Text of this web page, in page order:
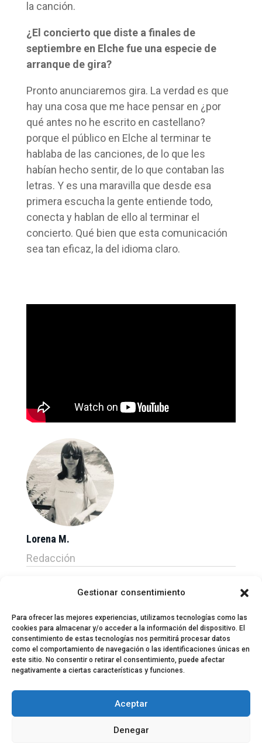
Gestionar consentimiento
Para ofrecer las mejores experiencias, utilizamos tecnologías como las
cookies para almacenar y/o acceder a la información del dispositivo. El
consentimiento de estas tecnologías nos permitirá procesar datos
como el comportamiento de navegación o las identificaciones únicas en
este sitio. No consentir o retirar el consentimiento, puede afectar
negativamente a ciertas características y funciones.
Aceptar
Denegar
la canción.
¿El concierto que diste a finales de
septiembre en Elche fue una especie de
arranque de gira?
Pronto anunciaremos gira. La verdad es que
hay una cosa que me hace pensar en ¿por
qué antes no he escrito en castellano?
porque el público en Elche al terminar te
hablaba de las canciones, de lo que les
habían hecho sentir, de lo que contaban las
letras. Y es una maravilla que desde esa
primera escucha la gente entiende todo,
conecta y hablan de ello al terminar el
concierto. Qué bien que esta comunicación
sea tan eficaz, la del idioma claro.
Lorena M.
Redacción
Equipo EPDLT Contacto